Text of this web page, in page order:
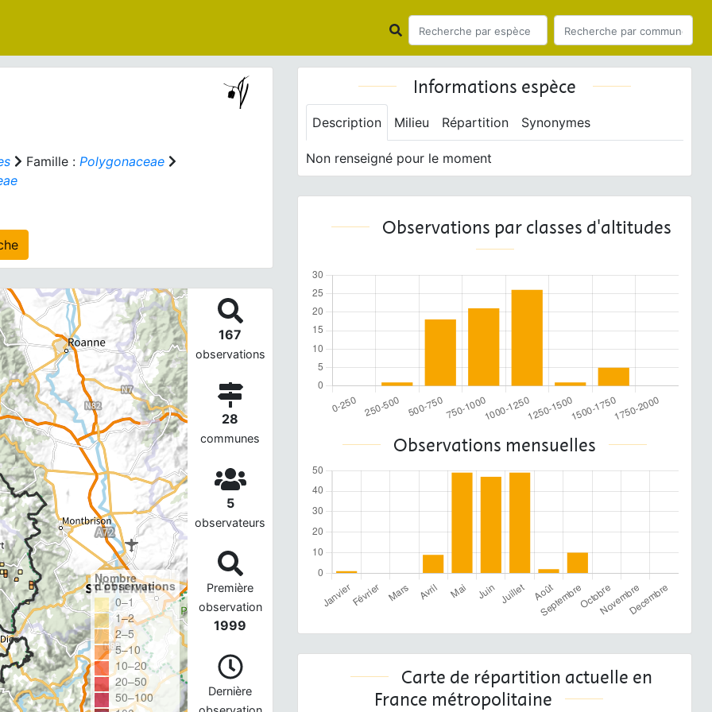
Famille : Polygonaceae
sur cette fiche
Nombre
d'observations
0–1
1–2
2–5
5–10
10–20
20–50
50–100
167
observations
28
communes
5
observateurs
Première
observation
1999
Dernière
Informations espèce
Description Milieu Répartition Synonymes
Non renseigné pour le moment
Observations par classes d'altitudes
Observations mensuelles
Carte de répartition actuelle en
France métropolitaine